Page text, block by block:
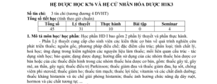
KHOA HỌC CÔNG NGHỆ
HTQT
CỰU NGƯỜI HỌC